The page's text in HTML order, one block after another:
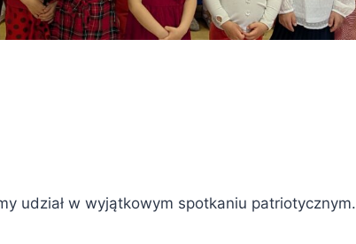
udział w wyjątkowym spotkaniu patriotycznym.